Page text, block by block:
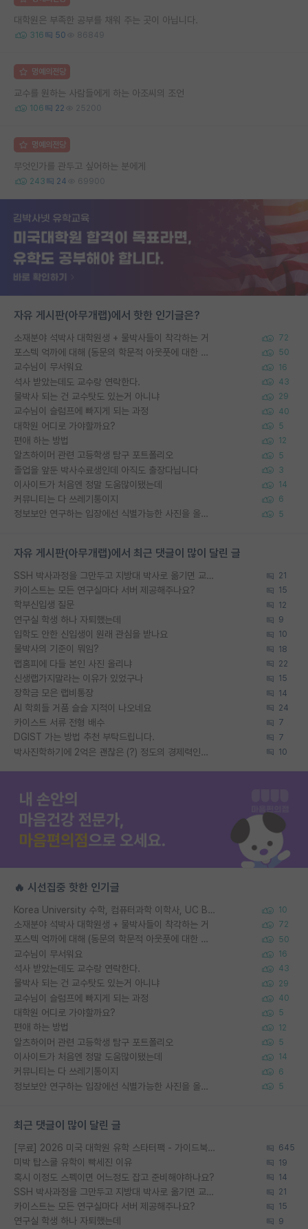
대학원은 부족한 공부를 채워 주는 곳이 아닙니다.
316 50 86849
명예의전당
교수를 원하는 사람들에게 하는 아조씨의 조언
106 22 25200
명예의전당
무엇인가를 관두고 싶어하는 분에게
243 24 69900
자유 게시판(아무개랩)에서 핫한 인기글은?
소재분야 석박사 대학원생 + 물박사들이 착각하는 거 72
포스텍 억까에 대해 (동문의 학문적 아웃풋에 대한 반박) 50
교수님이 무서워요 16
석사 받았는데도 교수랑 연락한다. 43
물박사 되는 건 교수탓도 있는거 아니냐 29
교수님이 슬럼프에 빠지게 되는 과정 40
대학원 어디로 가야할까요? 5
편애 하는 방법 12
알츠하이머 관련 고등학생 탐구 포트폴리오 5
졸업을 앞둔 박사수료생인데 아직도 출장다닙니다 3
이사이트가 처음엔 정말 도움많이됐는데 14
커뮤니티는 다 쓰레기통이지 6
정보보안 연구하는 입장에선 식별가능한 사진을 올리는건 비추이긴함 5
자유 게시판(아무개랩)에서 최근 댓글이 많이 달린 글
SSH 박사과정을 그만두고 지방대 박사로 옮기면 교수의 꿈은 끝일까요? 21
카이스트는 모든 연구실마다 서버 제공해주나요? 15
학부신입생 질문 12
연구실 학생 하나 자퇴했는데 9
입학도 안한 신입생이 원래 관심을 받나요 10
물박사의 기준이 뭐임? 18
랩홈피에 다들 본인 사진 올리냐 22
신생랩가지말라는 이유가 있었구나 15
장학금 모은 랩비통장 14
AI 학회들 거품 슬슬 지적이 나오네요 24
카이스트 서류 전형 배수 7
DGIST 가는 방법 추천 부탁드립니다. 7
박사진학하기에 2억은 괜찮은 (?) 정도의 경제력인가요 10
🔥 시선집중 핫한 인기글
Korea University 수학, 컴퓨터과학 이학사, UC Berkeley 산업공학 대학원 공학박사가 되는 것은 쉽지 않겠죠? 10
소재분야 석박사 대학원생 + 물박사들이 착각하는 거 72
포스텍 억까에 대해 (동문의 학문적 아웃풋에 대한 반박) 50
교수님이 무서워요 16
석사 받았는데도 교수랑 연락한다. 43
물박사 되는 건 교수탓도 있는거 아니냐 29
교수님이 슬럼프에 빠지게 되는 과정 40
대학원 어디로 가야할까요? 5
편애 하는 방법 12
알츠하이머 관련 고등학생 탐구 포트폴리오 5
이사이트가 처음엔 정말 도움많이됐는데 14
커뮤니티는 다 쓰레기통이지 6
정보보안 연구하는 입장에선 식별가능한 사진을 올리는건 비추이긴함 5
최근 댓글이 많이 달린 글
[무료] 2026 미국 대학원 유학 스타터팩 - 가이드북 & 합격자 컨택메일 템플릿 645
미박 탑스쿨 유학이 빡세진 이유 19
혹시 이정도 스펙이면 어느정도 잡고 준비해야하나요? 14
SSH 박사과정을 그만두고 지방대 박사로 옮기면 교수의 꿈은 끝일까요? 21
카이스트는 모든 연구실마다 서버 제공해주나요? 15
연구실 학생 하나 자퇴했는데 9